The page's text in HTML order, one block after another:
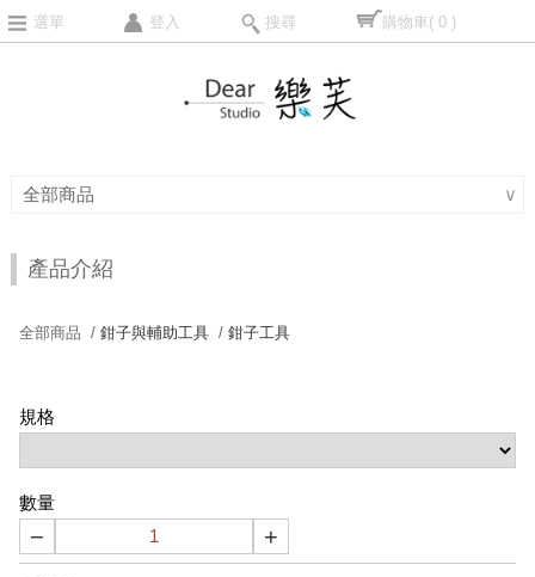
選單 登入 搜尋 購物車( 0 )
全部商品 ∨
產品介紹
全部商品 /鉗子與輔助工具 /鉗子工具
規格
數量
− +